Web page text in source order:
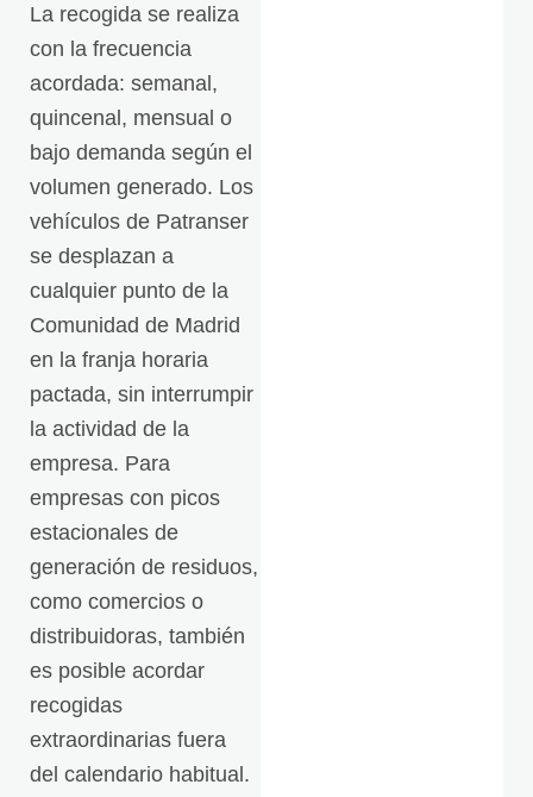
La recogida se realiza
con la frecuencia
acordada: semanal,
quincenal, mensual o
bajo demanda según el
volumen generado. Los
vehículos de Patranser
se desplazan a
cualquier punto de la
Comunidad de Madrid
en la franja horaria
pactada, sin interrumpir
la actividad de la
empresa. Para
empresas con picos
estacionales de
generación de residuos,
como comercios o
distribuidoras, también
es posible acordar
recogidas
extraordinarias fuera
del calendario habitual.